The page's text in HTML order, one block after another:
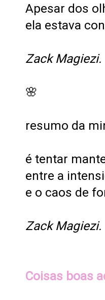
Apesar dos
ela estava
Zack Magiezi.
🌸
resumo da
é tentar
entre a
e o caos de
Zack Magiezi.
Coisas boas